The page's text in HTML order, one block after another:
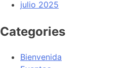
julio 2025
Categories
Bienvenida